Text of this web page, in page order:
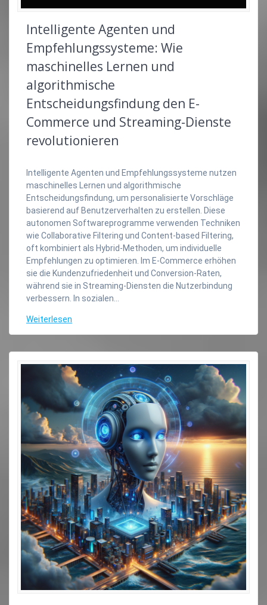
Intelligente Agenten und
Empfehlungssysteme: Wie
maschinelles Lernen und
algorithmische
Entscheidungsfindung den E-
Commerce und Streaming-Dienste
revolutionieren
Intelligente Agenten und Empfehlungssysteme nutzen
maschinelles Lernen und algorithmische
Entscheidungsfindung, um personalisierte Vorschläge
basierend auf Benutzerverhalten zu erstellen. Diese
autonomen Softwareprogramme verwenden Techniken
wie Collaborative Filtering und Content-based Filtering,
oft kombiniert als Hybrid-Methoden, um individuelle
Empfehlungen zu optimieren. Im E-Commerce erhöhen
sie die Kundenzufriedenheit und Conversion-Raten,
während sie in Streaming-Diensten die Nutzerbindung
verbessern. In sozialen…
Weiterlesen